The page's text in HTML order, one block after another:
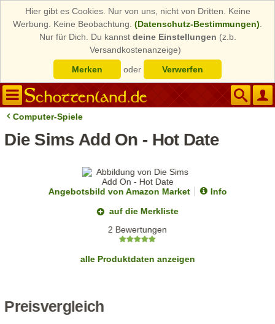
Hier gibt es Cookies. Nur von uns, nicht von Dritten. Keine
Werbung. Keine Beobachtung. (Datenschutz-Bestimmungen)
Nur für Dich. Du kannst deine Einstellungen (z.b.
Versandkostenanzeige)
Merken
oder Verwerfen
Computer-Spiele
Die Sims Add On - Hot Date
Angebotsbild von Amazon Market
Info
auf die Merkliste
2 Bewertungen
alle Produktdaten anzeigen
Preisvergleich